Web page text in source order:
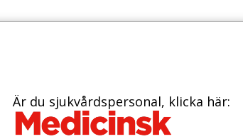
AKTUELLT TIDNINGAR BÖCKER
Är du sjukvårdspersonal, klicka här: